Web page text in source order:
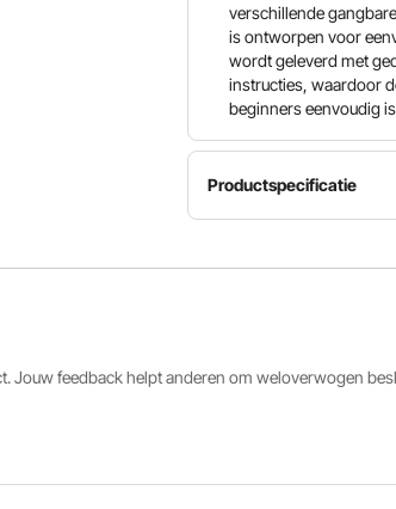
verschillende
is ontworpen voor
wordt geleverd met
instructies, waardoor
beginners eenvoudig
Productspecificatie
MA071
70
Kleur
Bekijk alle specificaties
Jouw feedback helpt anderen om weloverwogen